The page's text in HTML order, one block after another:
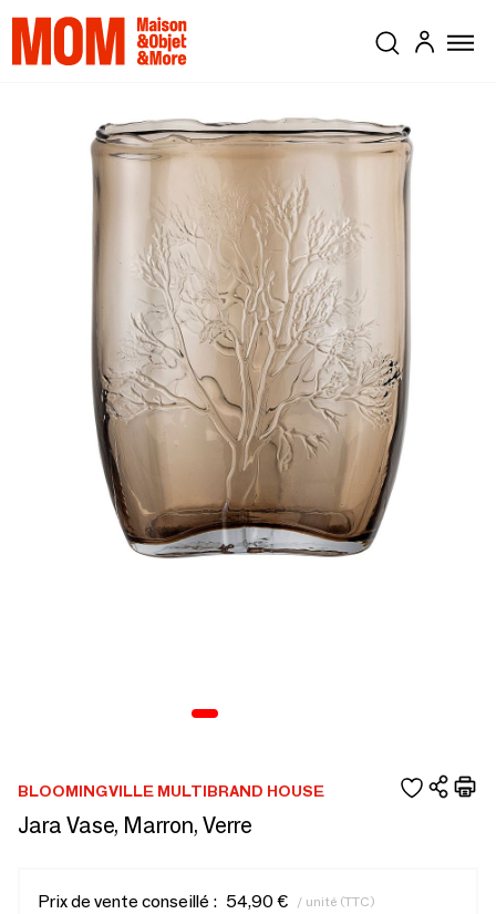
BLOOMINGVILLE MULTIBRAND HOUSE
Jara Vase, Marron, Verre
Prix de vente conseillé : 54,90 € / unité (TTC)